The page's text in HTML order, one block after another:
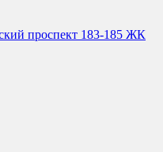
проспект 183-185 ЖК